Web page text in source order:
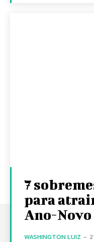
7
para
Ano-Novo
WASHINGTON LUIZ -